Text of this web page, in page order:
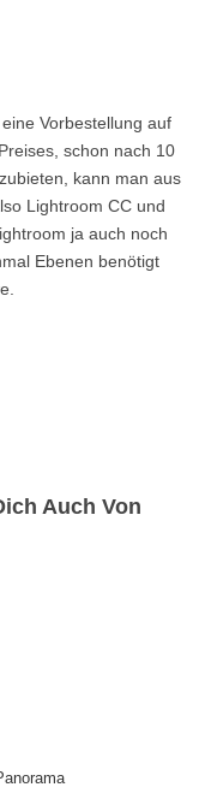
Vorbestellung auf
schon nach 10
kann man aus
Lightroom CC und
ja auch noch
Ebenen benötigt
Auch Von